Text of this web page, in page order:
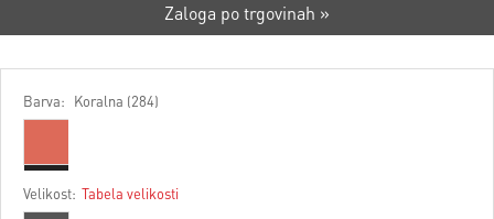
Zaloga po trgovinah »
Barva: Koralna (284)
Velikost: Tabela velikosti